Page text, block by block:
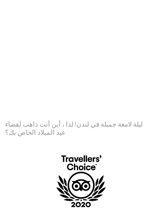
ليلة لامعة جميلة في لندن! لذا ، أين أنت ذاهب لقضاء
عيد الميلاد الخاص بك؟